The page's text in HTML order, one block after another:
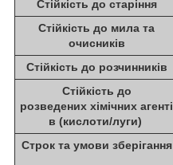
Стійкість до старіння
Стійкість до мила та
очисників
Стійкість до розчинників
Стійкість до
розведених хімічних агенті
в (кислоти/луги)
Строк та умови зберігання